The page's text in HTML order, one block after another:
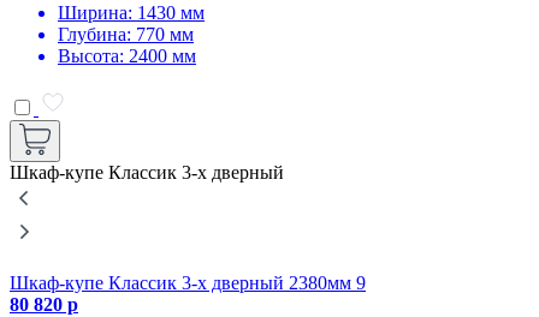
Ширина: 1430 мм
Глубина: 770 мм
Высота: 2400 мм
Шкаф-купе Классик 3-х дверный
Шкаф-купе Классик 3-х дверный 2380мм 9
80 820 р